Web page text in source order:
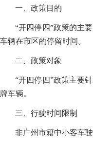
一、政策目的
“开四停四”政策的主
车辆在市区的停留时间。
二、政策对象
“开四停四”政策主要
牌车辆。
三、行驶时间限制
非广州市籍中小客车